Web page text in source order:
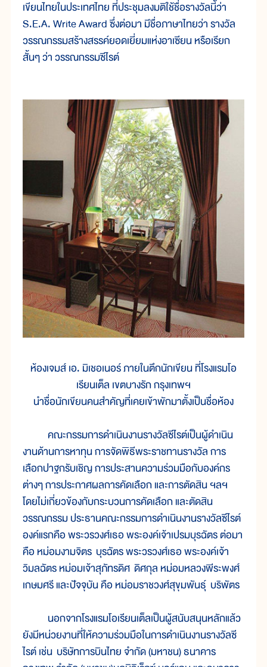
เขียนไทยในประเทศไทย ที่ประชุมลงมติใช้ชื่อรางวัลนี้ว่า
S.E.A. Write Award ซึ่งต่อมา มีชื่อภาษาไทยว่า รางวัล
วรรณกรรมสร้างสรรค์ยอดเยี่ยมแห่งอาเซียน หรือเรียก
สั้นๆ ว่า วรรณกรรมซีไรต์
ห้องเจมส์ เอ. มิเชอเนอร์ ภายในตึกนักเขียน ที่โรงแรมโอ
เรียนเต็ล เขตบางรัก กรุงเทพฯ
นำชื่อนักเขียนคนสำคัญที่เคยเข้าพักมาตั้งเป็นชื่อห้อง
คณะกรรมการดำเนินงานรางวัลซีไรต์เป็นผู้ดำเนิน
งานด้านการหาทุน การจัดพิธีพระราชทานรางวัล การ
เลือกปาฐกรับเชิญ การประสานความร่วมมือกับองค์กร
ต่างๆ การประกาศผลการคัดเลือก และการตัดสิน ฯลฯ
โดยไม่เกี่ยวข้องกับกระบวนการคัดเลือก และตัดสิน
วรรณกรรม ประธานคณะกรรมการดำเนินงานรางวัลซีไรต์
องค์แรกคือ พระวรวงศ์เธอ พระองค์เจ้าเปรมบุรฉัตร ต่อมา
คือ หม่อมงามจิตร บุรฉัตร พระวรวงศ์เธอ พระองค์เจ้า
วิมลฉัตร หม่อมเจ้าสุภัทรดิศ ดิศกุล หม่อมหลวงพีระพงศ์
เกษมศรี และปัจจุบัน คือ หม่อมราชวงศ์สุขุมพันธุ์ บริพัตร
นอกจากโรงแรมโอเรียนเต็ลเป็นผู้สนับสนุนหลักแล้ว
ยังมีหน่วยงานที่ให้ความร่วมมือในการดำเนินงานรางวัลซี
ไรต์ เช่น บริษัทการบินไทย จำกัด (มหาชน) ธนาคาร